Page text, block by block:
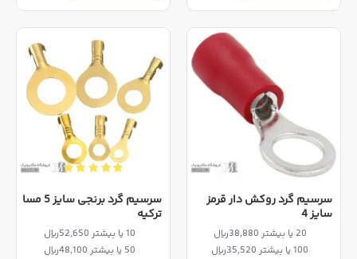
سرسیم گرد روکش دار قرمز
سایز 4
20 یا بیشتر 38,880ریال
100 یا بیشتر 35,520ریال
سرسیم گرد برنجی سایز 5 مسا
ترکیه
10 یا بیشتر 52,650ریال
50 یا بیشتر 48,100ریال